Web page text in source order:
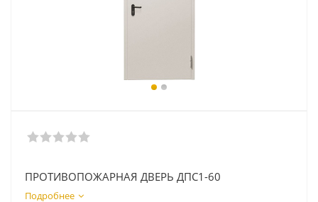
ПРОТИВОПОЖАРНАЯ ДВЕРЬ ДПС1-60
Подробнее